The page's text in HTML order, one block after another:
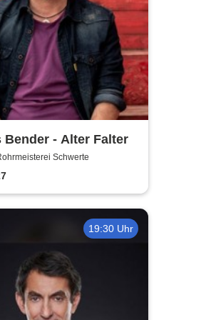
Bender - Alter Falter
Schwerte
19:30 Uhr